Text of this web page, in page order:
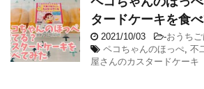
タードケーキを食
2021/10/03 -おうち
ペコちゃんのほっぺ, 不
屋さんのカスタードケーキ